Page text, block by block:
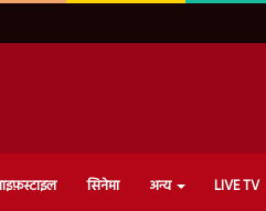
सिनेमा अन्य LIVE TV